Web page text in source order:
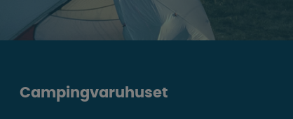
Campingvaruhuset